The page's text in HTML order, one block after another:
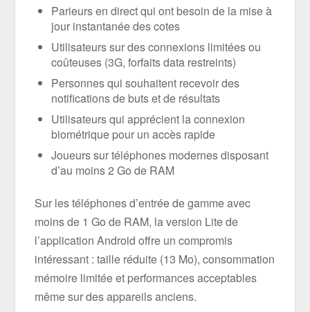
Parieurs en direct qui ont besoin de la mise à
jour instantanée des cotes
Utilisateurs sur des connexions limitées ou
coûteuses (3G, forfaits data restreints)
Personnes qui souhaitent recevoir des
notifications de buts et de résultats
Utilisateurs qui apprécient la connexion
biométrique pour un accès rapide
Joueurs sur téléphones modernes disposant
d’au moins 2 Go de RAM
Sur les téléphones d’entrée de gamme avec
moins de 1 Go de RAM, la version Lite de
l’application Android offre un compromis
intéressant : taille réduite (13 Mo), consommation
mémoire limitée et performances acceptables
même sur des appareils anciens.